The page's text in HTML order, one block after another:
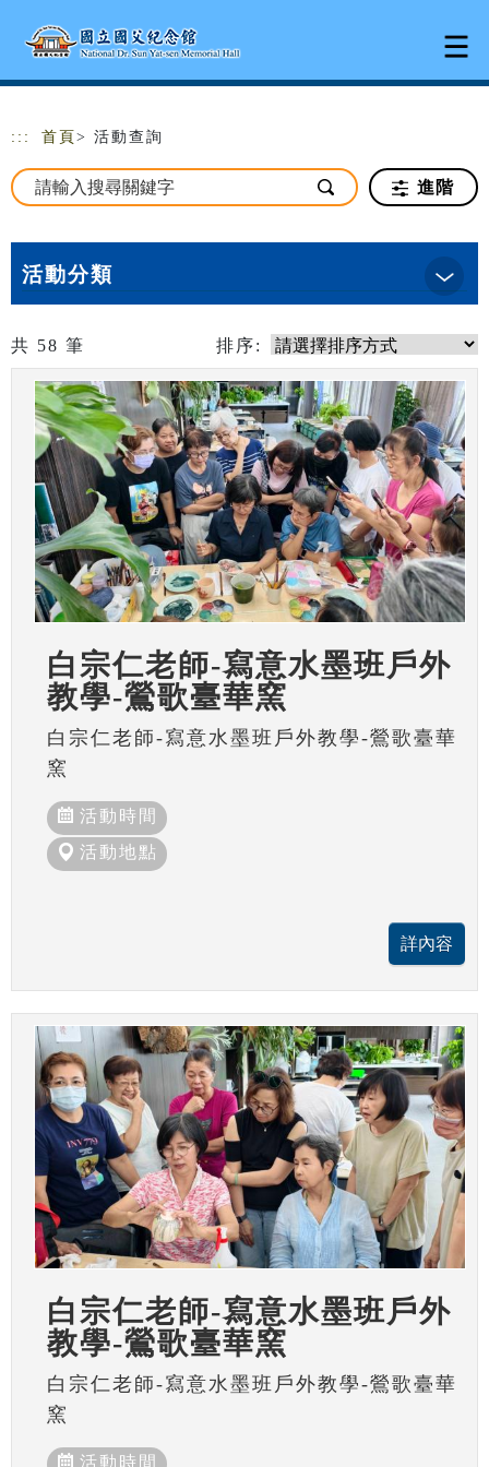
::: 首頁 > 活動查詢
進階
活動分類
共 58 筆 排序:
白宗仁老師-寫意水墨班戶外
教學-鶯歌臺華窯
白宗仁老師-寫意水墨班戶外教學-鶯歌臺華
窯
活動時間
活動地點
白宗仁老師-寫意水墨班戶外
教學-鶯歌臺華窯
白宗仁老師-寫意水墨班戶外教學-鶯歌臺華
窯
活動時間